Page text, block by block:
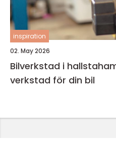
inspiration
02. May 2026
Bilverkstad i
verkstad för din bil